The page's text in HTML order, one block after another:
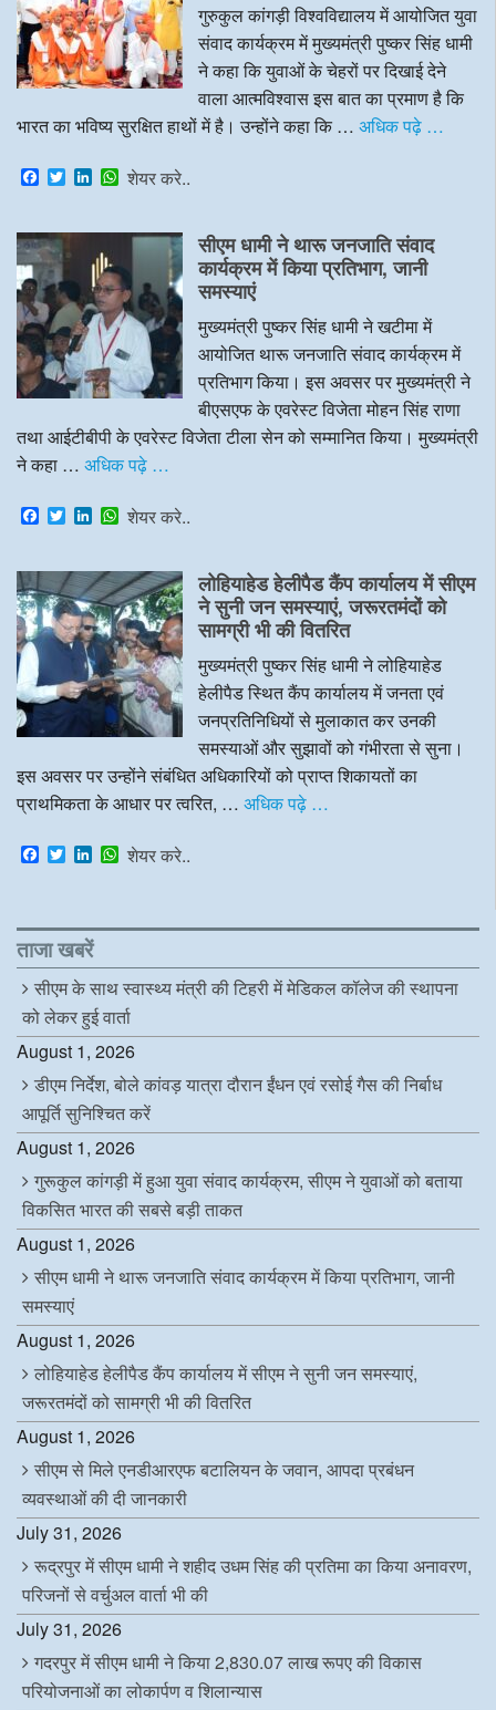
गुरुकुल कांगड़ी विश्वविद्यालय में आयोजित युवा
संवाद कार्यक्रम में मुख्यमंत्री पुष्कर सिंह धामी
ने कहा कि युवाओं के चेहरों पर दिखाई देने
वाला आत्मविश्वास इस बात का प्रमाण है कि
भारत का भविष्य सुरक्षित हाथों में है। उन्होंने कहा कि … अधिक पढ़े …
F
a
e
b
o
o
k
T
w
t
e
r
L
k
e
d
I
n
W
t
A
p
p
शेयर करे..
सीएम धामी ने थारू जनजाति संवाद
कार्यक्रम में किया प्रतिभाग, जानी
समस्याएं
मुख्यमंत्री पुष्कर सिंह धामी ने खटीमा में
आयोजित थारू जनजाति संवाद कार्यक्रम में
प्रतिभाग किया। इस अवसर पर मुख्यमंत्री ने
बीएसएफ के एवरेस्ट विजेता मोहन सिंह राणा
तथा आईटीबीपी के एवरेस्ट विजेता टीला सेन को सम्मानित किया। मुख्यमंत्री
ने कहा … अधिक पढ़े …
F
a
e
b
o
o
k
T
w
t
t
e
r
L
k
e
d
I
n
W
t
s
A
p
p
शेयर करे..
लोहियाहेड हेलीपैड कैंप कार्यालय में सीएम
ने सुनी जन समस्याएं, जरूरतमंदों को
सामग्री भी की वितरित
मुख्यमंत्री पुष्कर सिंह धामी ने लोहियाहेड
हेलीपैड स्थित कैंप कार्यालय में जनता एवं
जनप्रतिनिधियों से मुलाकात कर उनकी
समस्याओं और सुझावों को गंभीरता से सुना।
इस अवसर पर उन्होंने संबंधित अधिकारियों को प्राप्त शिकायतों का
प्राथमिकता के आधार पर त्वरित, … अधिक पढ़े …
F
a
b
o
o
k
T
w
t
e
r
L
e
d
I
n
W
s
p
शेयर करे..
ताजा खबरें
सीएम के साथ स्वास्थ्य मंत्री की टिहरी में मेडिकल कॉलेज की स्थापना
को लेकर हुई वार्ता
August 1, 2026
डीएम निर्देश, बोले कांवड़ यात्रा दौरान ईंधन एवं रसोई गैस की निर्बाध
आपूर्ति सुनिश्चित करें
August 1, 2026
गुरूकुल कांगड़ी में हुआ युवा संवाद कार्यक्रम, सीएम ने युवाओं को बताया
विकसित भारत की सबसे बड़ी ताकत
August 1, 2026
सीएम धामी ने थारू जनजाति संवाद कार्यक्रम में किया प्रतिभाग, जानी
समस्याएं
August 1, 2026
लोहियाहेड हेलीपैड कैंप कार्यालय में सीएम ने सुनी जन समस्याएं,
जरूरतमंदों को सामग्री भी की वितरित
August 1, 2026
सीएम से मिले एनडीआरएफ बटालियन के जवान, आपदा प्रबंधन
व्यवस्थाओं की दी जानकारी
July 31, 2026
रूद्रपुर में सीएम धामी ने शहीद उधम सिंह की प्रतिमा का किया अनावरण,
परिजनों से वर्चुअल वार्ता भी की
July 31, 2026
गदरपुर में सीएम धामी ने किया 2,830.07 लाख रूपए की विकास
परियोजनाओं का लोकार्पण व शिलान्यास